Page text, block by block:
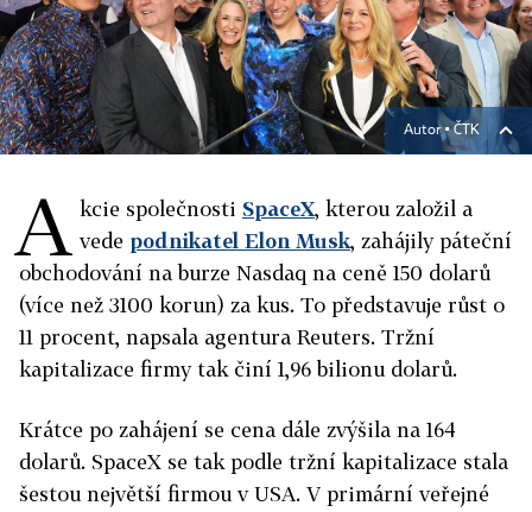
Autor ▪ČTK
A kcie společnosti SpaceX, kterou založil a
vede podnikatel Elon Musk, zahájily páteční
obchodování na burze Nasdaq na ceně 150 dolarů
(více než 3100 korun) za kus. To představuje růst o
11 procent, napsala agentura Reuters. Tržní
kapitalizace firmy tak činí 1,96 bilionu dolarů.
Krátce po zahájení se cena dále zvýšila na 164
dolarů. SpaceX se tak podle tržní kapitalizace stala
šestou největší firmou v USA. V primární veřejné